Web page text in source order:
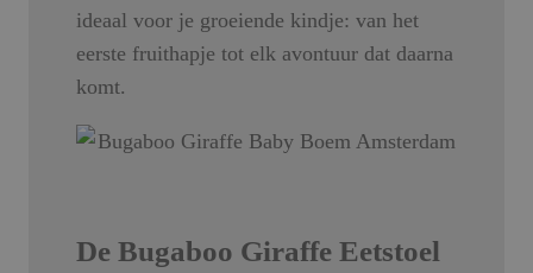
ideaal voor je groeiende kindje: van het
eerste fruithapje tot elk avontuur dat daarna
komt.
De Bugaboo Giraffe Eetstoel